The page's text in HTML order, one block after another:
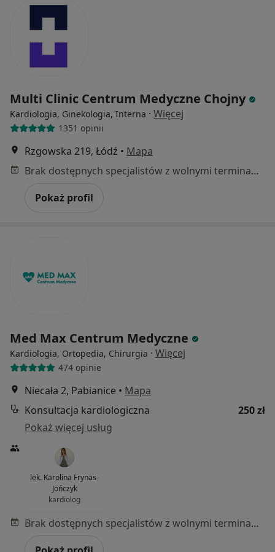
Multi Clinic Centrum Medyczne Chojny
Kardiologia, Ginekologia, Interna · Więcej
1351 opinii
Rzgowska 219, Łódź • Mapa
Brak dostępnych specjalistów z wolnymi terminami w tym centrum medycznym.
Pokaż profil
Med Max Centrum Medyczne
Kardiologia, Ortopedia, Chirurgia · Więcej
474 opinie
Niecała 2, Pabianice • Mapa
Konsultacja kardiologiczna
250 zł
Pokaż więcej usług
lek. Karolina Frynas-
Jończyk
kardiolog
Brak dostępnych specjalistów z wolnymi terminami w tym centrum medycznym.